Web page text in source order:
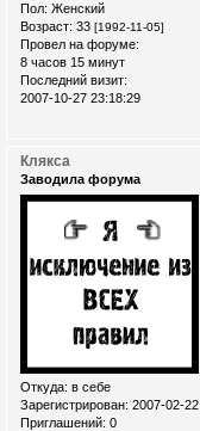
Пол: Женский
Возраст: 33 [1992-11-05]
Провел на форуме:
8 часов 15 минут
Последний визит:
2007-10-27 23:18:29
Клякса
Заводила форума
Откуда: в себе
Зарегистрирован: 2007-02-22
Приглашений: 0